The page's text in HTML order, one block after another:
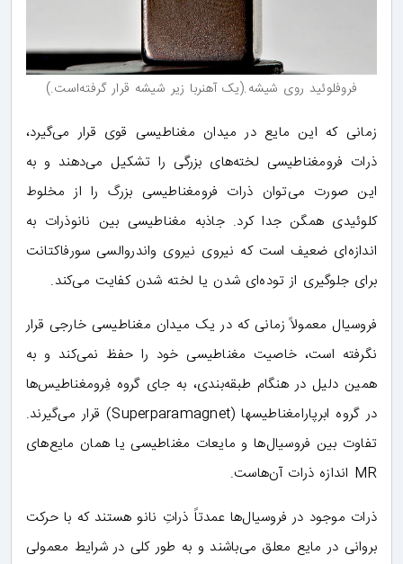
فروفلوئید روی شیشه.(یک آهنربا زیر شیشه قرار گرفته‌است.)
زمانی که این مایع در میدان مغناطیسی قوی قرار می‌گیرد،
ذرات فرومغناطیسی لخته‌های بزرگی را تشکیل می‌دهند و به
این صورت می‌توان ذرات فرومغناطیسی بزرگ را از مخلوط
کلوئیدی همگن جدا کرد. جاذبه مغناطیسی بین نانوذرات به
اندازه‌ای ضعیف است که نیروی نیروی واندروالسی سورفاکتانت
برای جلوگیری از توده‌ای شدن یا لخته شدن کفایت می‌کند.
فروسیال معمولاً زمانی که در یک میدان مغناطیسی خارجی قرار
نگرفته‌ است، خاصیت مغناطیسی خود را حفظ نمی‌کند و به
همین دلیل در هنگام طبقه‌بندی، به جای گروه فِرومغناطیس‌ها
در گروه ابرپارامغناطیسها (Superparamagnet) قرار می‌گیرند.
تفاوت بین فروسیال‌ها و مایعات مغناطیسی یا همان مایع‌های
MR اندازه ذرات آن‌هاست.
ذرات موجود در فروسیال‌ها عمدتاً ذراتِ نانو هستند که با حرکت
بروانی در مایع معلق می‌باشند و به طور کلی در شرایط معمولی